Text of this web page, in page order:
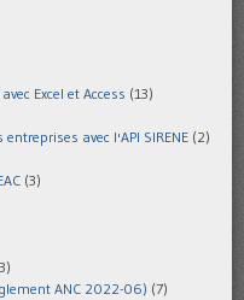
Excel et Access (13)
avec l'API SIRENE (2)
(3)
ANC 2022-06) (7)